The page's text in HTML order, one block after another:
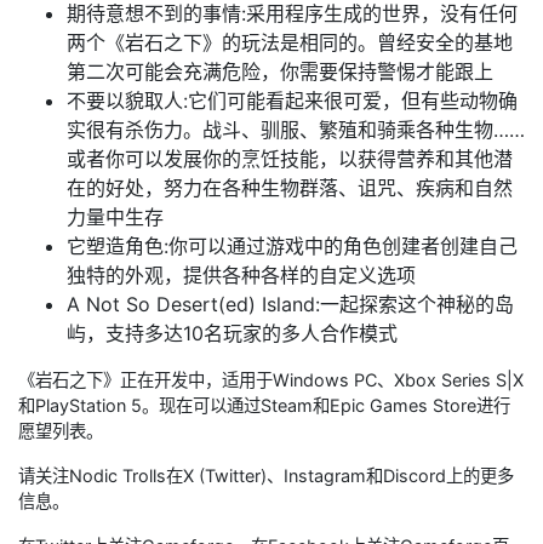
期待意想不到的事情:采用程序生成的世界，没有任何
两个《岩石之下》的玩法是相同的。曾经安全的基地
第二次可能会充满危险，你需要保持警惕才能跟上
不要以貌取人:它们可能看起来很可爱，但有些动物确
实很有杀伤力。战斗、驯服、繁殖和骑乘各种生物……
或者你可以发展你的烹饪技能，以获得营养和其他潜
在的好处，努力在各种生物群落、诅咒、疾病和自然
力量中生存
它塑造角色:你可以通过游戏中的角色创建者创建自己
独特的外观，提供各种各样的自定义选项
A Not So Desert(ed) Island:一起探索这个神秘的岛
屿，支持多达10名玩家的多人合作模式
《岩石之下》正在开发中，适用于Windows PC、Xbox Series S|X
和PlayStation 5。现在可以通过Steam和Epic Games Store进行
愿望列表。
请关注Nodic Trolls在X (Twitter)、Instagram和Discord上的更多
信息。